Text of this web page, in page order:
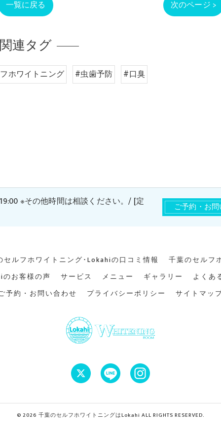
一覧に戻る 次のページ >
連タグ
ホワイトニング #虫歯予防 #口臭
※その他時間は相談ください。/ [定 ご予約・お
セルフホワイトニング･Lokahiの口コミ情報
千葉のセルフ
お客様の声
サービス メニュー ギャラリー
よくあ
予約・お問い合わせ
プライバシーポリシー サイトマッ
© 2026 千葉のセルフホワイトニングはLokahi ALL RIGHTS RESERVED.